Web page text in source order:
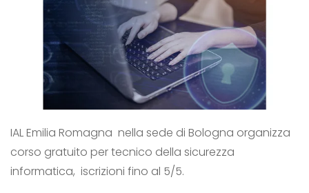
IAL Emilia Romagna nella sede di Bologna organizza
corso gratuito per tecnico della sicurezza
informatica, iscrizioni fino al 5/5.